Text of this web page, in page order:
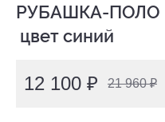
РУБАШКА-ПОЛО
цвет синий
12 100 ₽ 21 960 ₽